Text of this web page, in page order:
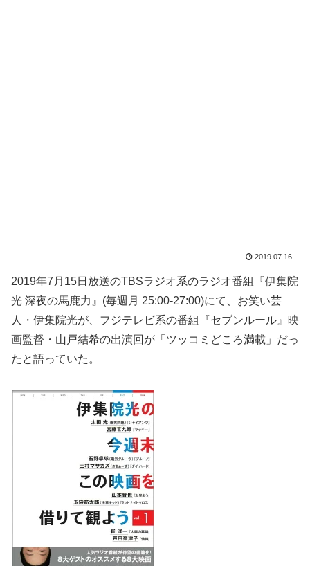
2019.07.16
2019年7月15日放送のTBSラジオ系のラジオ番組『伊集院
光 深夜の馬鹿力』(毎週月 25:00-27:00)にて、お笑い芸
人・伊集院光が、フジテレビ系の番組『セブンルール』映
画監督・山戸結希の出演回が「ツッコミどころ満載」だっ
たと語っていた。